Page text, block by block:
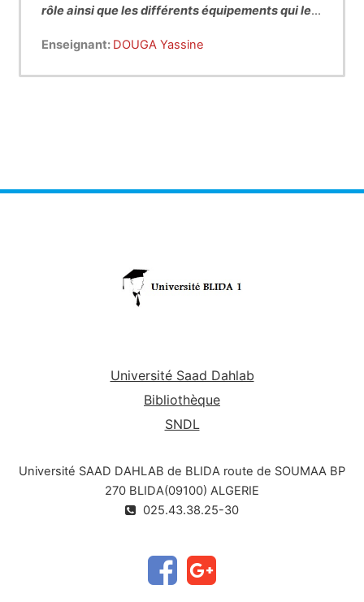
rôle ainsi que les différents équipements qui les
fondamentaux des réseaux, tels que les modes
réseau.
Enseignant: DOUGA Yassine
Université Saad Dahlab
Bibliothèque
SNDL
Université SAAD DAHLAB de BLIDA route de SOUMAA BP
270 BLIDA(09100) ALGERIE
025.43.38.25-30